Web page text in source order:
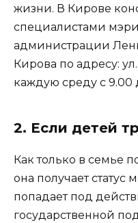
жизни. В Кирове
специалистами
администрации
Кирова по адресу: ул.
каждую среду с 9.00
2. Если детей
Как только в семье
она получает статус
попадает под
государственной